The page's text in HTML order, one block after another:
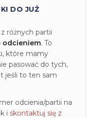
DO JUŻ
różnych partii
odcieniem. To
które mamy
pasować do tych,
jeśli to ten sam
odcienia/partii na
i skontaktuj się z